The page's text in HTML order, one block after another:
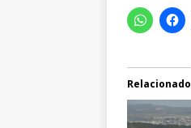
Relacionado